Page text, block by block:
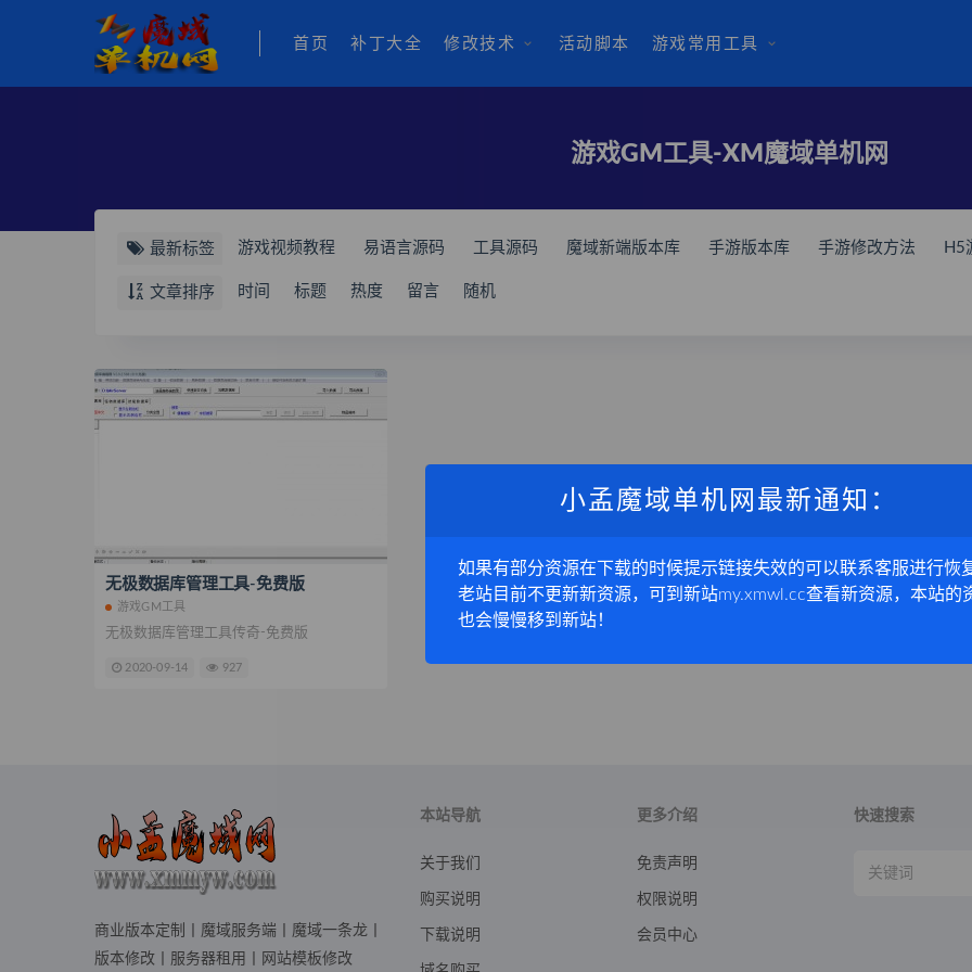
首页 补丁大全 修改技术 活动脚本 游戏常用工具
游戏GM工具-XM魔域单机网
最新标签 游戏视频教程 易语言源码 工具源码 魔域新端版本库 手游版本库 手游修改方法 H5
游戏asp网页 游戏修改工具 常用工具
文章排序 时间 标题 热度 留言 随机
无极数据库管理工具-免费版
游戏GM工具
无极数据库管理工具传奇-免费版
2020-09-14 927
商业版本定制丨魔域服务端丨魔域一条龙丨
版本修改丨服务器租用丨网站模板修改
本站导航
关于我们
购买说明
下载说明
更多介绍
免责声明
权限说明
会员中心
快速搜索
小孟魔域单机网最新通知：
如果有部分资源在下载的时候提示链接失效的可以联系客服进行恢
老站目前不更新新资源，可到新站my.xmwl.cc查看新资源，本站的
也会慢慢移到新站！